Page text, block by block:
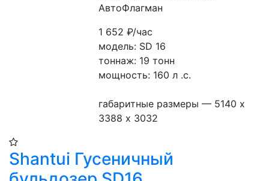
АвтоФлагман
1 652₽/час
модель: SD 16
тоннаж: 19 тонн
мощность: 160 л .с.
габаритные размеры — 5140 х
3388 х 3032
Shantui Гусеничный